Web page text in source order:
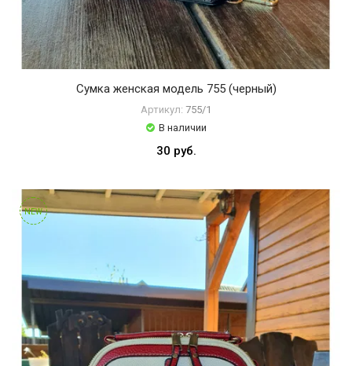
Сумка женская модель 755 (черный)
Артикул: 755/1
В наличии
30 руб.
NEW